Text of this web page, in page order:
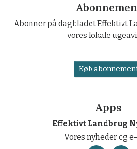
Abonner på dagbladet Effektivt
vores lokale
Køb
Apps
Effektivt Landbrug
Vores nyheder og